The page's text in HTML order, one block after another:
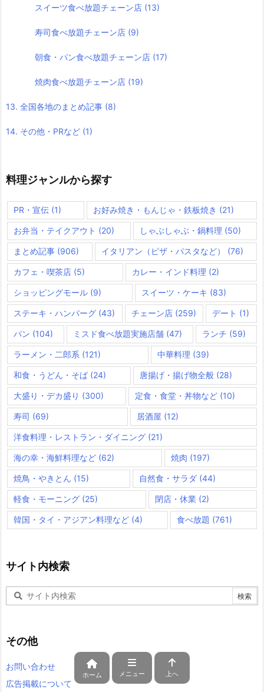
スイーツ食べ放題チェーン店 (13)
寿司食べ放題チェーン店 (9)
朝食・パン食べ放題チェーン店 (17)
焼肉食べ放題チェーン店 (19)
13. 全国各地のまとめ記事 (8)
14. その他・PRなど (1)
料理ジャンルから探す
PR・宣伝 (1) お好み焼き・もんじゃ・鉄板焼き (21)
お弁当・テイクアウト (20) しゃぶしゃぶ・鍋料理 (50)
まとめ記事 (906) イタリアン（ピザ・パスタなど） (76)
カフェ・喫茶店 (5) カレー・インド料理 (2)
ショッピングモール (9) スイーツ・ケーキ (83)
ステーキ・ハンバーグ (43) チェーン店(259) デート (1)
パン (104) ミスド食べ放題実施店舗 (47) ランチ (59)
ラーメン・二郎系 (121) 中華料理 (39)
和食・うどん・そば (24) 唐揚げ・揚げ物全般 (28)
大盛り・デカ盛り (300) 定食・食堂・丼物など(10)
寿司 (69) 居酒屋 (12)
洋食料理・レストラン・ダイニング (21)
海の幸・海鮮料理など (62) 焼肉 (197)
焼鳥・やきとん (15) 自然食・サラダ (44)
軽食・モーニング (25) 閉店・休業(2)
韓国・タイ・アジアン料理など (4) 食べ放題 (761)
サイト内検索
その他
お問い合わせ
広告掲載について
ホーム メニュー 上へ